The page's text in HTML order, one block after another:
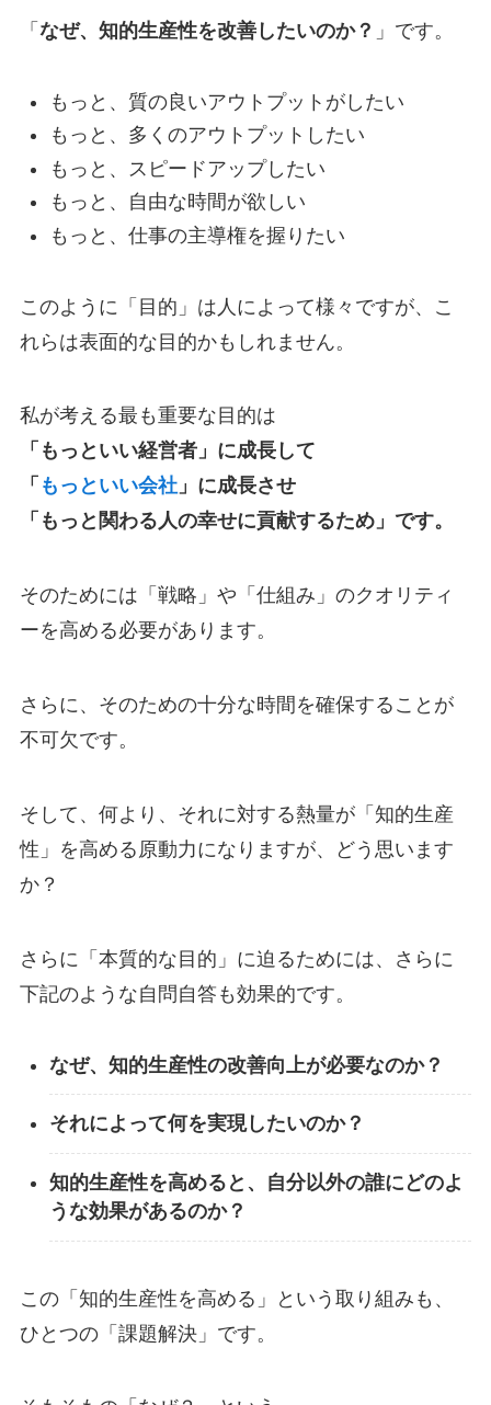
「 なぜ、知的生産性を改善したいのか？ 」です。
もっと、質の良いアウトプットがしたい
もっと、多くのアウトプットしたい
もっと、スピードアップしたい
もっと、自由な時間が欲しい
もっと、仕事の主導権を握りたい
このように「目的」は人によって様々ですが、こ
れらは表面的な目的かもしれません。
私が考える最も重要な目的は
「もっといい経営者」に成長して
「 もっといい会社」に成長させ
「もっと関わる人の幸せに貢献するため」です。
そのためには「戦略」や「仕組み」のクオリティ
ーを高める必要があります。
さらに、そのための十分な時間を確保することが
不可欠です。
そして、何より、それに対する熱量が「知的生産
性」を高める原動力になりますが、どう思います
か？
さらに「本質的な目的」に迫るためには、さらに
下記のような自問自答も効果的です。
なぜ、知的生産性の改善向上が必要なのか？
それによって何を実現したいのか？
知的生産性を高めると、自分以外の誰にどのよ
うな効果があるのか？
この「知的生産性を高める」という取り組みも、
ひとつの「課題解決」です。